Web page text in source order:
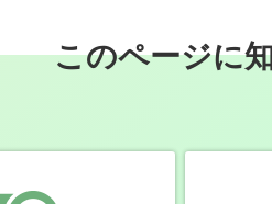
このページに